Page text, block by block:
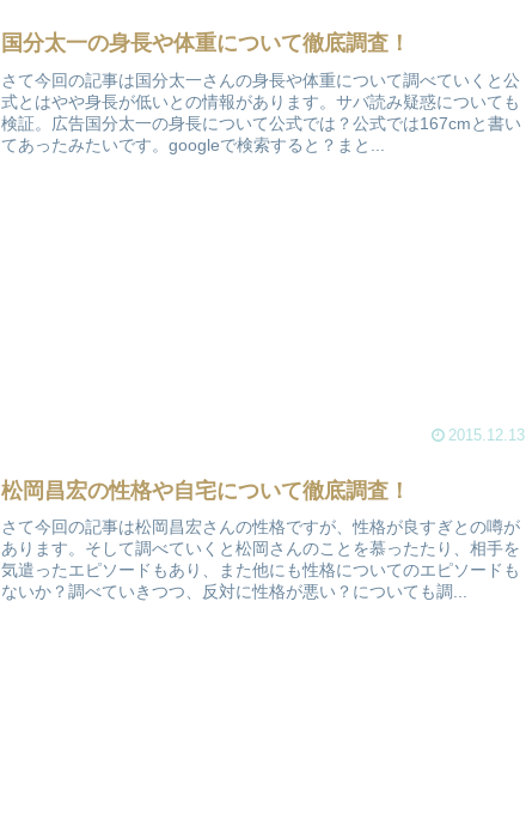
国分太一の身長や体重について徹底調査！
さて今回の記事は国分太一さんの身長や体重について調べていくと公
式とはやや身長が低いとの情報があります。サバ読み疑惑についても
検証。広告国分太一の身長について公式では？公式では167cmと書い
てあったみたいです。googleで検索すると？まと...
2015.12.13
松岡昌宏の性格や自宅について徹底調査！
さて今回の記事は松岡昌宏さんの性格ですが、性格が良すぎとの噂が
あります。そして調べていくと松岡さんのことを慕ったたり、相手を
気遣ったエピソードもあり、また他にも性格についてのエピソードも
ないか？調べていきつつ、反対に性格が悪い？についても調...